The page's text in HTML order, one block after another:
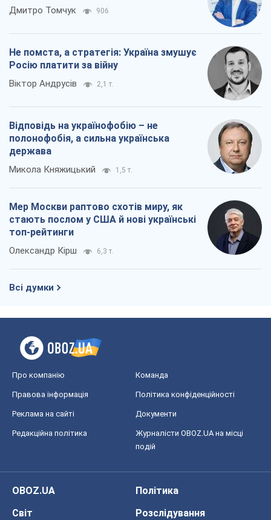
Дмитро Томчук 906
Не помста, а стратегія: Україна змушує
Росію платити за війну
Віктор Андрусів 2,1 т.
Відповідь на українофобію – не
полонофобія, а сильна українська
держава
Микола Княжицький 1,5 т.
Мер Москви раптово схотів миру, як
стають послом у США й нові українські
топ-рейтинги
Олександр Кірш 6,3 т.
Всі думки
Про компанію Команда
Правова інформація Політика конфіденційності
Реклама на сайті Документи
Редакційна політика
Журналісти OBOZ.UA на місці
подій
OBOZ.UA
Політика
Світ
Розслідування